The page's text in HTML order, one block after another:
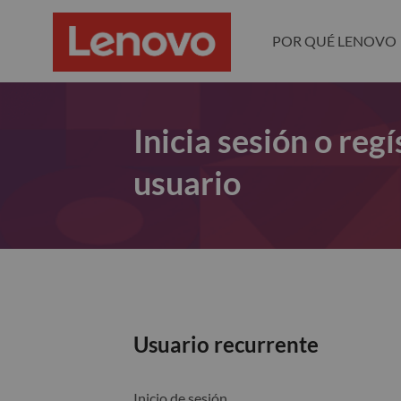
POR QUÉ LENOVO
Inicia sesión o
usuario
Usuario recurrente